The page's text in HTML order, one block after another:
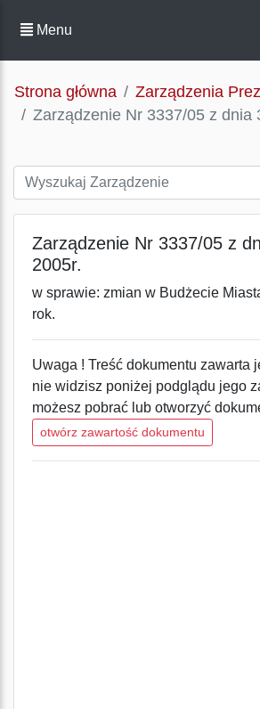
Menu
Strona główna
Zarządzenia
Zarządzenie Nr 3337/05 z dnia
Zarządzenie Nr 3337/05 z
2005r.
w sprawie: zmian w Budżecie
rok.
Uwaga ! Treść dokumentu zawarta
nie widzisz poniżej podglądu jego
możesz pobrać lub otworzyć
otwórz zawartość dokumentu